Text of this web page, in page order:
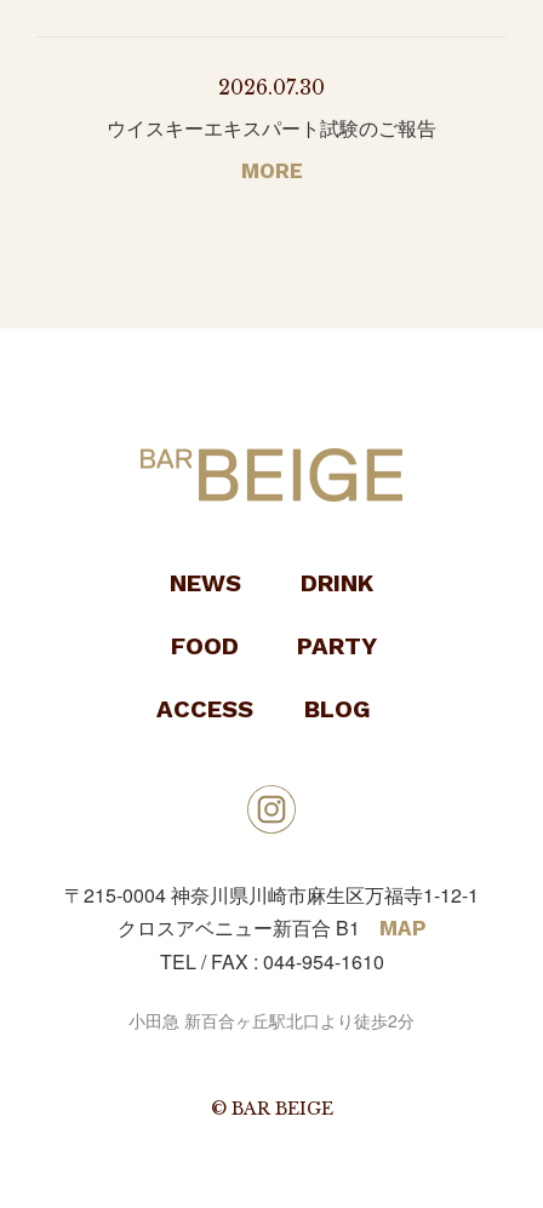
2026.07.30
ウイスキーエキスパート試験のご報告
MORE
NEWS DRINK
FOOD PARTY
ACCESS BLOG
〒215-0004神奈川県川崎市麻生区万福寺1-12-1
クロスアベニュー新百合 B1
MAP
TEL / FAX : 044-954-1610
小田急 新百合ヶ丘駅北口より徒歩2分
© BAR BEIGE